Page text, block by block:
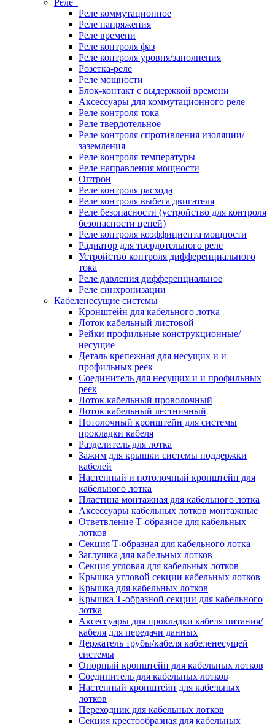
Реле
Реле коммутационное
Реле напряжения
Реле времени
Реле контроля фаз
Реле контроля уровня/заполнения
Розетка-реле
Реле мощности
Блок-контакт с выдержкой времени
Аксессуары для коммутационного реле
Реле контроля тока
Реле твердотельное
Реле контроля спротивления изоляции/
заземления
Реле контроля температуры
Реле направления мощности
Оптрон
Реле контроля расхода
Реле контроля выбега двигателя
Реле безопасности (устройство для контроля
безопасности цепей)
Реле контроля коэффициента мощности
Радиатор для твердотельного реле
Устройство контроля дифференциального
тока
Реле давления дифференциальное
Реле синхронизации
Кабеленесущие системы
Кронштейн для кабельного лотка
Лоток кабельный листовой
Рейки профильные конструкционные/
несущие
Деталь крепежная для несущих и и
профильных реек
Соединитель для несущих и и профильных
реек
Лоток кабельный проволочный
Лоток кабельный лестничный
Потолочный кронштейн для системы
прокладки кабеля
Разделитель для лотка
Зажим для крышки системы поддержки
кабелей
Настенный и потолочный кронштейн для
кабельного лотка
Пластина монтажная для кабельного лотка
Аксессуары кабельных лотков монтажные
Ответвление Т-образное для кабельных
лотков
Секция Т-образная для кабельного лотка
Заглушка для кабельных лотков
Секция угловая для кабельных лотков
Крышка угловой секции кабельных лотков
Крышка для кабельных лотков
Крышка Т-образной секции для кабельного
лотка
Аксессуары для прокладки кабеля питания/
кабеля для передачи данных
Держатель трубы/кабеля кабеленесущей
системы
Опорный кронштейн для кабельных лотков
Соединитель для кабельных лотков
Настенный кронштейн для кабельных
лотков
Переходник для кабельных лотков
Секция крестообразная для кабельных